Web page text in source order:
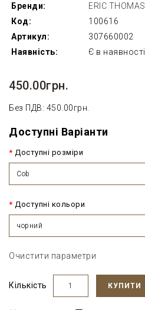
Бренди:
ERIC THOMAS
Код:
100616
Артикул:
307660002
Наявність:
Є в наявності
450.00грн.
Без ПДВ: 450.00грн.
Доступні Варіанти
Доступні розміри
Cob
Доступні кольори
чорний
Очистити параметри
Кількість КУПИТИ